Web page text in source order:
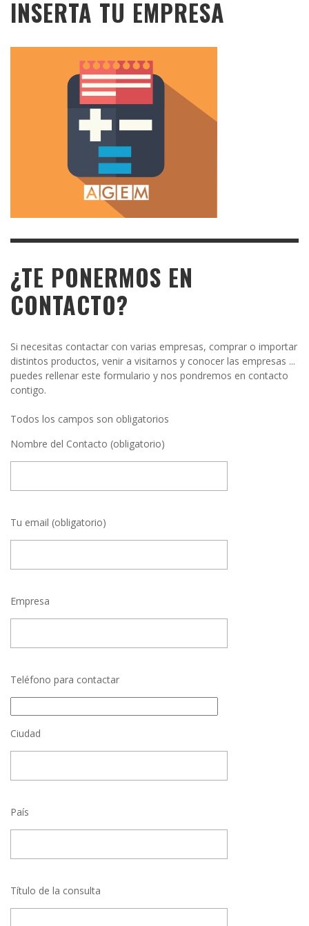
INSERTA TU EMPRESA
¿TE PONERMOS EN
CONTACTO?
Si necesitas contactar con varias empresas, comprar o importar
distintos productos, venir a visitarnos y conocer las empresas ...
puedes rellenar este formulario y nos pondremos en contacto
contigo.
Todos los campos son obligatorios
Nombre del Contacto (obligatorio)
Tu email (obligatorio)
Empresa
Teléfono para contactar
Ciudad
País
Título de la consulta